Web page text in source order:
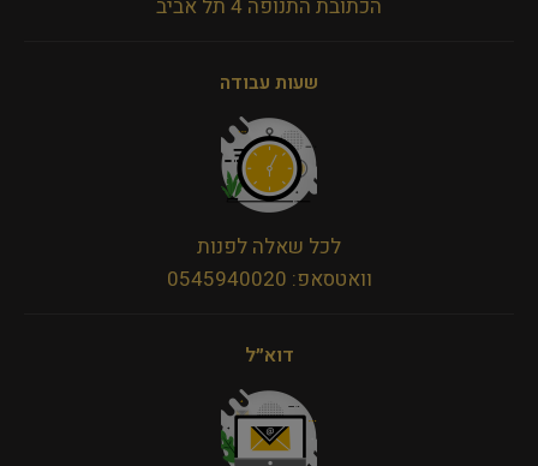
הכתובת התנופה 4 תל אביב
שעות עבודה
לכל שאלה לפנות
וואטסאפ: 0545940020
דוא״ל